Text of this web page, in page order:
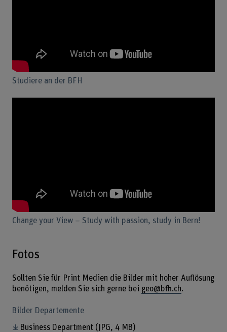
Studiere an der BFH
Change your View – Study with passion, study in Bern!
Fotos
Sollten Sie für Print Medien die Bilder mit hoher Auflösung
benötigen, melden Sie sich gerne bei geo@bfh.ch.
Bilder Departemente
Business Department (JPG, 4 MB)